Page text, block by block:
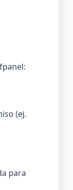
(ej.
para